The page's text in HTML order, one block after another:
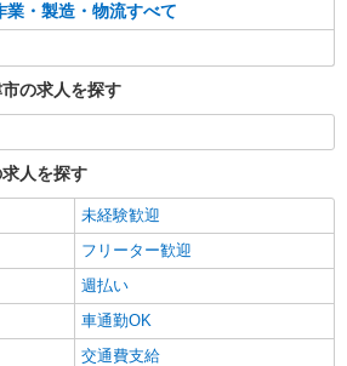
業・製造・物流すべて
の求人を探す
人を探す
未経験歓迎
フリーター歓迎
週払い
車通勤OK
交通費支給